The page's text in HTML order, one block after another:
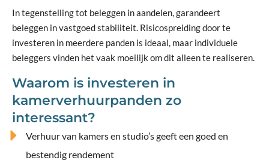
In tegenstelling tot beleggen in aandelen, garandeert
beleggen in vastgoed stabiliteit. Risicospreiding door te
investeren in meerdere panden is ideaal, maar individuele
beleggers vinden het vaak moeilijk om dit alleen te realiseren.
Waarom is investeren in
kamerverhuurpanden zo
interessant?
Verhuur van kamers en studio’s geeft een goed en
bestendig rendement